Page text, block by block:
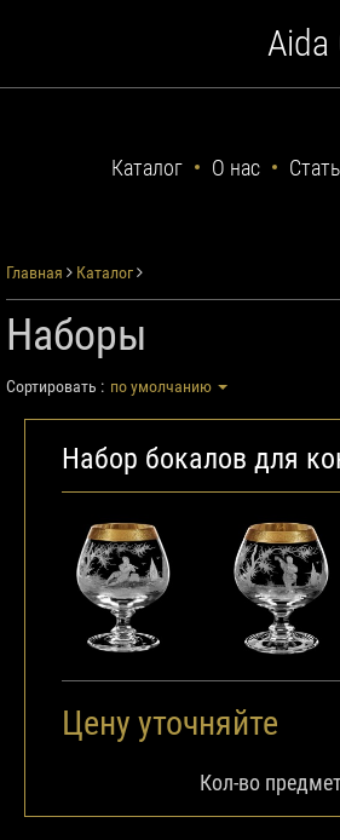
Aida
Каталог О нас
Главная Каталог
Наборы
Сортировать : по умолчанию
Набор бокалов для
Цену уточняйте
Кол-во